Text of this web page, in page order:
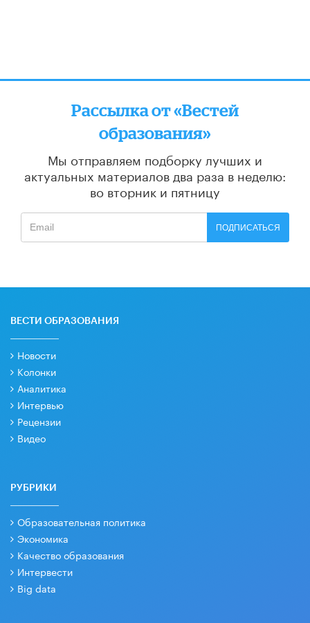
Рассылка от «Вестей
образования»
Мы отправляем подборку лучших и
актуальных материалов два раза в неделю:
во вторник и пятницу
ПОДПИСАТЬСЯ
ВЕСТИ ОБРАЗОВАНИЯ
Новости
Колонки
Аналитика
Интервью
Рецензии
Видео
РУБРИКИ
Образовательная политика
Экономика
Качество образования
Интервести
Big data